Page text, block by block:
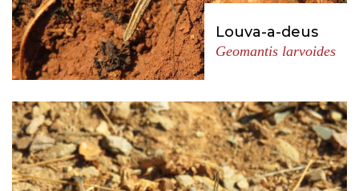
Louva-a-deus
Geomantis larvoides